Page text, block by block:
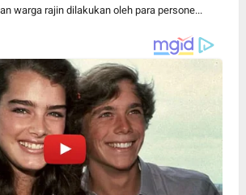
warga rajin dilakukan oleh para persone...